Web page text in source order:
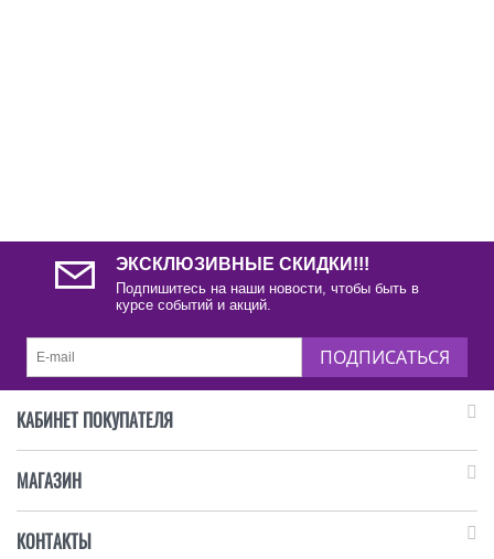
ЭКСКЛЮЗИВНЫЕ СКИДКИ!!!
Подпишитесь на наши новости, чтобы быть в
курсе событий и акций.
ПОДПИСАТЬСЯ
КАБИНЕТ ПОКУПАТЕЛЯ
МАГАЗИН
КОНТАКТЫ